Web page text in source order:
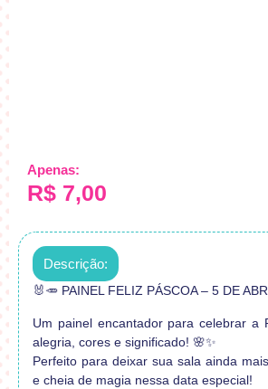
Apenas:
R$ 7,00
Descrição:
🐰🥕 PAINEL FELIZ PÁSCOA – 5 DE
Um painel encantador para celebrar a
alegria, cores e significado! 🌸✨
Perfeito para deixar sua sala ainda
e cheia de magia nessa data especial!